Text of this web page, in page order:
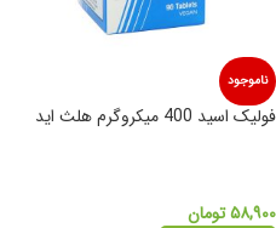
ناموجود
فولیک اسید 400 میکروگرم هلث اید
۵۸,۹۰۰تومان